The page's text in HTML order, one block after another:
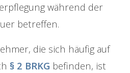
während der
betreffen.
die sich häufig auf
§ 2 BRKG befinden, ist